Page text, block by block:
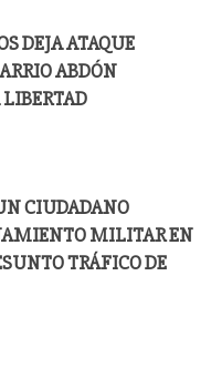
DEJA ATAQUE
ABDÓN
CIUDADANO
MILITAR EN
TRÁFICO DE